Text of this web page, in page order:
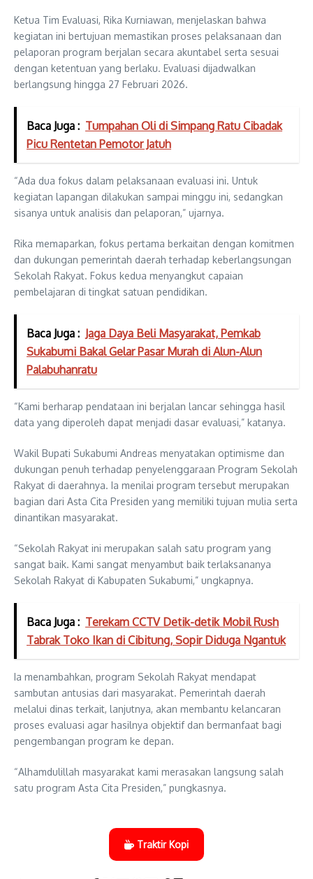
Ketua Tim Evaluasi, Rika Kurniawan, menjelaskan bahwa
kegiatan ini bertujuan memastikan proses pelaksanaan dan
pelaporan program berjalan secara akuntabel serta sesuai
dengan ketentuan yang berlaku. Evaluasi dijadwalkan
berlangsung hingga 27 Februari 2026.
Baca Juga : Tumpahan Oli di Simpang Ratu Cibadak
Picu Rentetan Pemotor Jatuh
“Ada dua fokus dalam pelaksanaan evaluasi ini. Untuk
kegiatan lapangan dilakukan sampai minggu ini, sedangkan
sisanya untuk analisis dan pelaporan,” ujarnya.
Rika memaparkan, fokus pertama berkaitan dengan komitmen
dan dukungan pemerintah daerah terhadap keberlangsungan
Sekolah Rakyat. Fokus kedua menyangkut capaian
pembelajaran di tingkat satuan pendidikan.
Baca Juga : Jaga Daya Beli Masyarakat, Pemkab
Sukabumi Bakal Gelar Pasar Murah di Alun-Alun
Palabuhanratu
“Kami berharap pendataan ini berjalan lancar sehingga hasil
data yang diperoleh dapat menjadi dasar evaluasi,” katanya.
Wakil Bupati Sukabumi Andreas menyatakan optimisme dan
dukungan penuh terhadap penyelenggaraan Program Sekolah
Rakyat di daerahnya. Ia menilai program tersebut merupakan
bagian dari Asta Cita Presiden yang memiliki tujuan mulia serta
dinantikan masyarakat.
“Sekolah Rakyat ini merupakan salah satu program yang
sangat baik. Kami sangat menyambut baik terlaksananya
Sekolah Rakyat di Kabupaten Sukabumi,” ungkapnya.
Baca Juga : Terekam CCTV Detik-detik Mobil Rush
Tabrak Toko Ikan di Cibitung, Sopir Diduga Ngantuk
Ia menambahkan, program Sekolah Rakyat mendapat
sambutan antusias dari masyarakat. Pemerintah daerah
melalui dinas terkait, lanjutnya, akan membantu kelancaran
proses evaluasi agar hasilnya objektif dan bermanfaat bagi
pengembangan program ke depan.
“Alhamdulillah masyarakat kami merasakan langsung salah
satu program Asta Cita Presiden,” pungkasnya.
Traktir Kopi